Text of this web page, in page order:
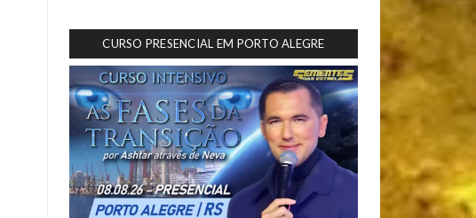
CURSO PRESENCIAL EM PORTO ALEGRE